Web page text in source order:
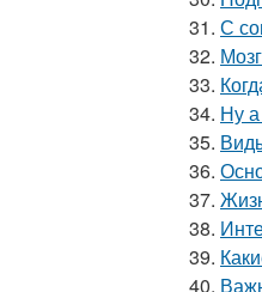
31. С
32.
33.
34. Ну
35.
36.
37.
38.
39.
40.